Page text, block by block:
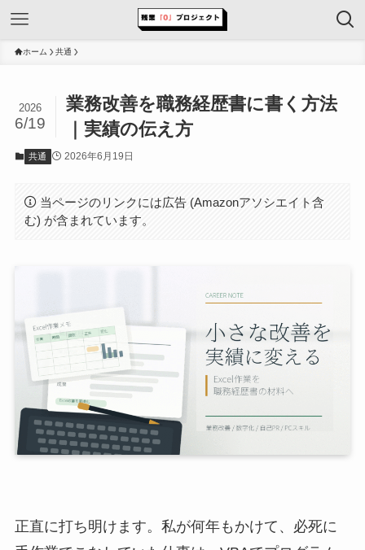
ホーム 共通
業務改善を職務経歴書に書く方法
｜実績の伝え方
2026
6/19
共通 2026年6月19日
当ページのリンクには広告 (Amazonアソシエイト含
む) が含まれています。
正直に打ち明けます。私が何年もかけて、必死に